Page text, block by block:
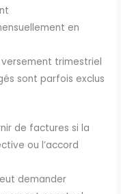
en
trimestriel
sont parfois exclus
de factures si la
ou l’accord
demander